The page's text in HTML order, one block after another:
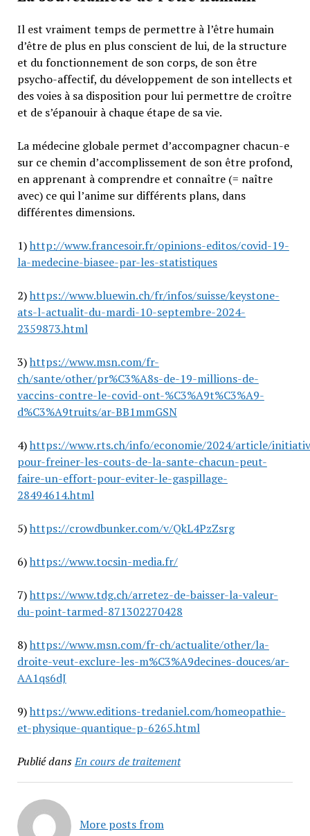
Il est vraiment temps de permettre à l’être humain
d’être de plus en plus conscient de lui, de la structure
et du fonctionnement de son corps, de son être
psycho-affectif, du développement de son intellects et
des voies à sa disposition pour lui permettre de croître
et de s’épanouir à chaque étape de sa vie.
La médecine globale permet d’accompagner chacun-e
sur ce chemin d’accomplissement de son être profond,
en apprenant à comprendre et connaître (= naître
avec) ce qui l’anime sur différents plans, dans
différentes dimensions.
1)http://www.francesoir.fr/opinions-editos/covid-19-
la-medecine-biasee-par-les-statistiques
2)https://www.bluewin.ch/fr/infos/suisse/keystone-
ats-l-actualit-du-mardi-10-septembre-2024-
2359873.html
3)https://www.msn.com/fr-
ch/sante/other/pr%C3%A8s-de-19-millions-de-
vaccins-contre-le-covid-ont-%C3%A9t%C3%A9-
d%C3%A9truits/ar-BB1mmGSN
4)https://www.rts.ch/info/economie/2024/article/
pour-freiner-les-couts-de-la-sante-chacun-peut-
faire-un-effort-pour-eviter-le-gaspillage-
28494614.html
5)https://crowdbunker.com/v/QkL4PzZsrg
6)https://www.tocsin-media.fr/
7)https://www.tdg.ch/arretez-de-baisser-la-valeur-
du-point-tarmed-871302270428
8)https://www.msn.com/fr-ch/actualite/other/la-
droite-veut-exclure-les-m%C3%A9decines-douces/ar-
AA1qs6dJ
9)https://www.editions-tredaniel.com/homeopathie-
et-physique-quantique-p-6265.html
Publié dansEn cours de traitement
More posts from